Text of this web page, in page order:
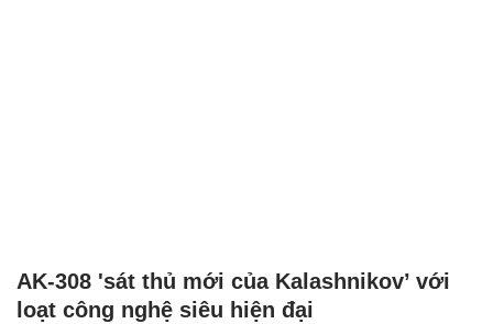
AK-308 'sát thủ mới của Kalashnikov’ với
loạt công nghệ siêu hiện đại